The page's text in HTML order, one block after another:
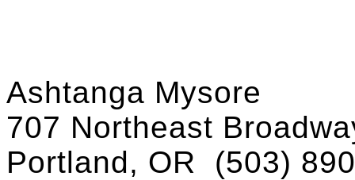
Ashtanga Mysore
707 Northeast
Portland, OR
(503)